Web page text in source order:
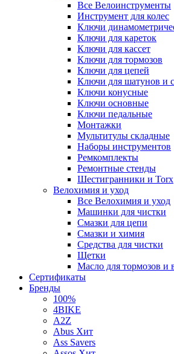
Все Велоинструменты
Инструмент для колес
Ключи
Ключи для кареток
Ключи для кассет
Ключи для тормозов
Ключи для цепей
Ключи для шатунов и
Ключи конусные
Ключи основные
Ключи педальные
Монтажки
Мультитулы складные
Наборы инструментов
Ремкомплекты
Ремонтные стенды
Шестигранники и Torx
Велохимия и уход
Все Велохимия и уход
Машинки для чистки
Смазки для цепи
Смазки и химия
Средства для чистки
Щетки
Масло для тормозов и
Сертификаты
Бренды
100%
4BIKE
A2Z
Abus Хит
Ass Savers